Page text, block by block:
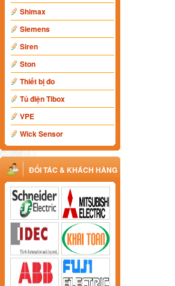
Shimax
Siemens
Siren
Ston
Thiết bị đo
Tủ điện Tibox
VPE
Wick Sensor
ĐỐI TÁC & KHÁCH HÀNG